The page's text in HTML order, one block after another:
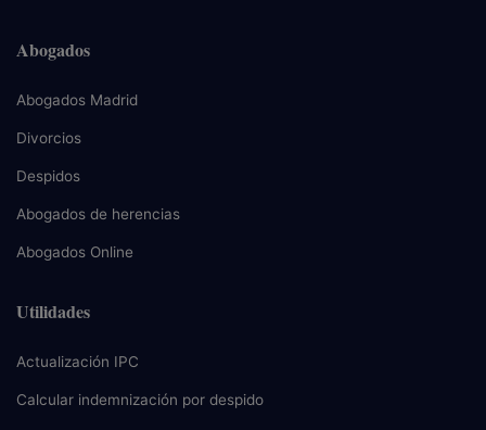
Abogados
Abogados Madrid
Divorcios
Despidos
Abogados de herencias
Abogados Online
Utilidades
Actualización IPC
Calcular indemnización por despido